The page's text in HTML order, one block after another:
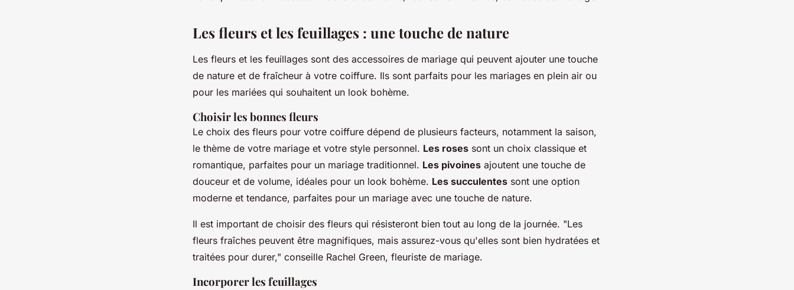
Les fleurs et les feuillages : une touche de nature
Les fleurs et les feuillages sont des accessoires de mariage qui peuvent ajouter une touche
de nature et de fraîcheur à votre coiffure. Ils sont parfaits pour les mariages en plein air ou
pour les mariées qui souhaitent un look bohème.
Choisir les bonnes fleurs
Le choix des fleurs pour votre coiffure dépend de plusieurs facteurs, notamment la saison,
le thème de votre mariage et votre style personnel. Les roses sont un choix classique et
romantique, parfaites pour un mariage traditionnel. Les pivoines ajoutent une touche de
douceur et de volume, idéales pour un look bohème. Les succulentes sont une option
moderne et tendance, parfaites pour un mariage avec une touche de nature.
Il est important de choisir des fleurs qui résisteront bien tout au long de la journée. "Les
fleurs fraîches peuvent être magnifiques, mais assurez-vous qu'elles sont bien hydratées et
traitées pour durer," conseille Rachel Green, fleuriste de mariage.
Incorporer les feuillages